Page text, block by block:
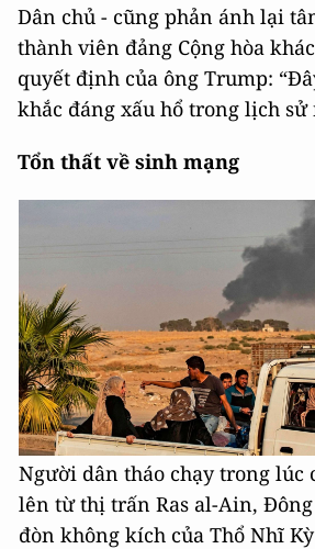
Dân chủ - cũng phản ánh lại
thành viên đảng Cộng hòa
quyết định của ông Trump:
khắc đáng xấu hổ trong lịch sử
Tổn thất về sinh mạng
Người dân tháo chạy trong lúc
lên từ thị trấn Ras al-Ain, Đông
đòn không kích của Thổ Nhĩ